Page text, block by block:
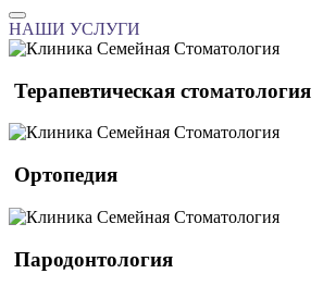
НАШИ УСЛУГИ
Терапевтическая стоматология
Ортопедия
Пародонтология